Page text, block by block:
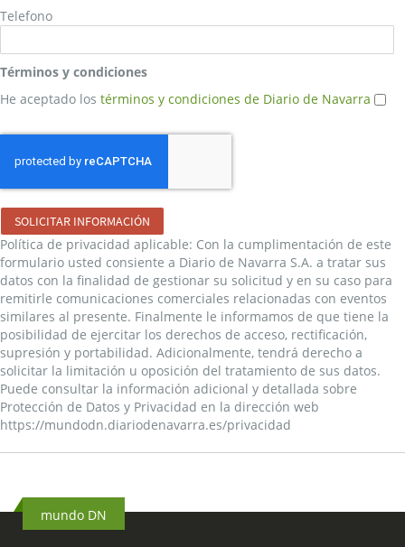
Telefono
Términos y condiciones
He aceptado los términos y condiciones de Diario de Navarra
SOLICITAR INFORMACIÓN
Política de privacidad aplicable: Con la cumplimentación de este
formulario usted consiente a Diario de Navarra S.A. a tratar sus
datos con la finalidad de gestionar su solicitud y en su caso para
remitirle comunicaciones comerciales relacionadas con eventos
similares al presente. Finalmente le informamos de que tiene la
posibilidad de ejercitar los derechos de acceso, rectificación,
supresión y portabilidad. Adicionalmente, tendrá derecho a
solicitar la limitación u oposición del tratamiento de sus datos.
Puede consultar la información adicional y detallada sobre
Protección de Datos y Privacidad en la dirección web
https://mundodn.diariodenavarra.es/privacidad
mundo DN